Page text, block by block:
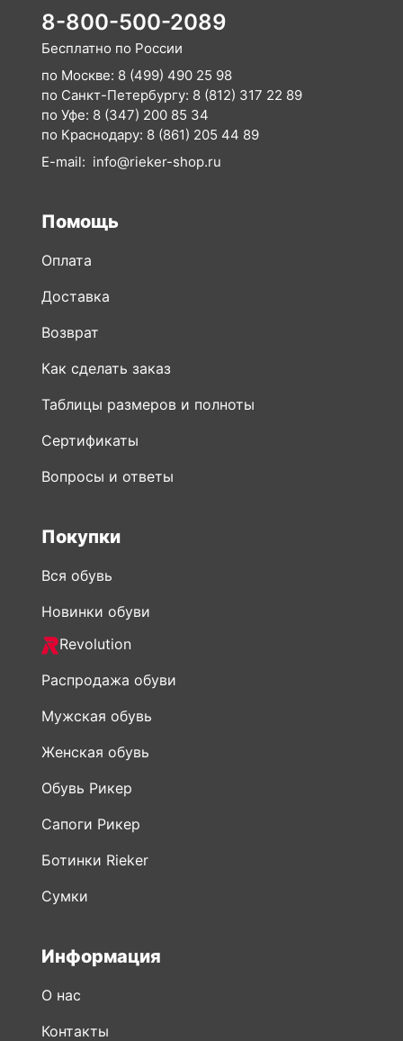
8-800-500-2089
Бесплатно по России
по Москве: 8 (499) 490 25 98
по Санкт-Петербургу: 8 (812) 317 22 89
по Уфе: 8 (347) 200 85 34
по Краснодару: 8 (861) 205 44 89
E-mail: info@rieker-shop.ru
Помощь
Оплата
Доставка
Возврат
Как сделать заказ
Таблицы размеров и полноты
Сертификаты
Вопросы и ответы
Покупки
Вся обувь
Новинки обуви
Revolution
Распродажа обуви
Мужская обувь
Женская обувь
Обувь Рикер
Сапоги Рикер
Ботинки Rieker
Сумки
Информация
О нас
Контакты